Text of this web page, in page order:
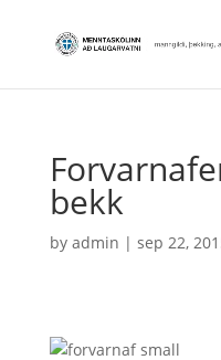
bekk
by admin | sep 22,